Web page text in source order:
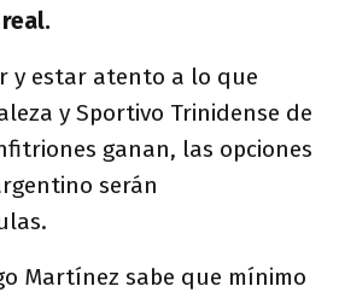
y estar atento a lo que
y Sportivo Trinidense de
ganan, las opciones
serán
Martínez sabe que mínimo